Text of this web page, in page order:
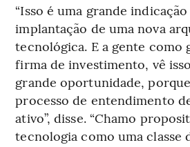
“Isso é uma grande
implantação de uma nova
tecnológica. E a gente como
firma de investimento, vê
grande oportunidade,
processo de entendimento
ativo”, disse. “Chamo
tecnologia como uma classe